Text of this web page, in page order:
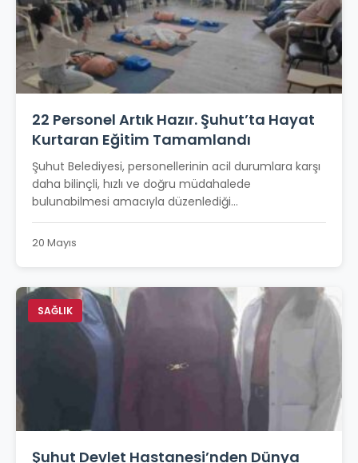
22 Personel Artık Hazır. Şuhut’ta Hayat
Kurtaran Eğitim Tamamlandı
Şuhut Belediyesi, personellerinin acil durumlara karşı
daha bilinçli, hızlı ve doğru müdahalede
bulunabilmesi amacıyla düzenlediği...
20 Mayıs
SAĞLIK
Şuhut Devlet Hastanesi’nden Dünya